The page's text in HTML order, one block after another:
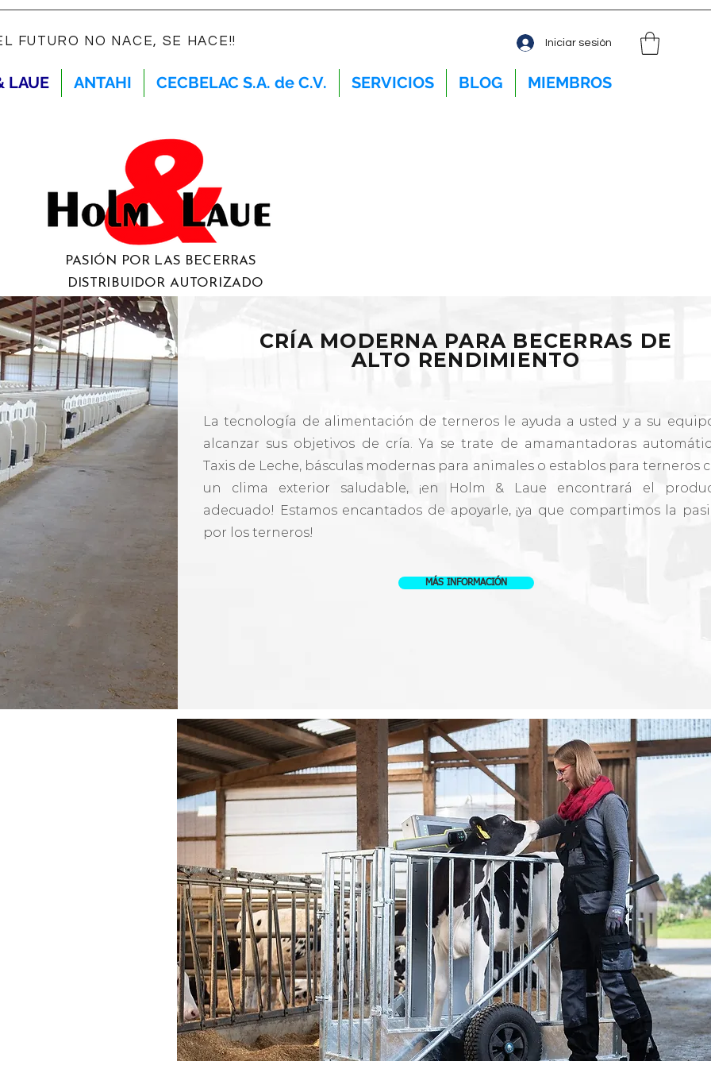
FUTURO NO NACE, SE HACE!!
LAUE ANTAHI CECBELAC S.A. de C.V. SERVICIOS BLOG MIEMBROS
Iniciar sesión
PASIÓN POR LAS BECERRAS
DISTRIBUIDOR AUTORIZADO
CRÍA MODERNA PARA BECERRAS DE
ALTO RENDIMIENTO
La tecnología de alimentación de terneros le ayuda a usted y a su
alcanzar sus objetivos de cría. Ya se trate de amamantadoras
Taxis de Leche, básculas modernas para animales o establos para terneros
un clima exterior saludable, ¡en Holm & Laue encontrará el
adecuado! Estamos encantados de apoyarle, ¡ya que compartimos la
por los terneros!
MÁS INFORMACIÓN